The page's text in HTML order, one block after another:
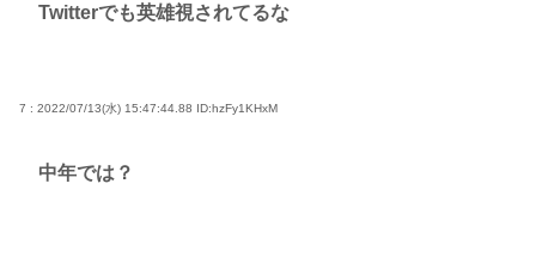
Twitterでも英雄視されてるな
7 : 2022/07/13(水) 15:47:44.88 ID:hzFy1KHxM
中年では？